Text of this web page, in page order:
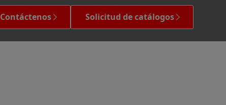
Contáctenos Solicitud de catálogos